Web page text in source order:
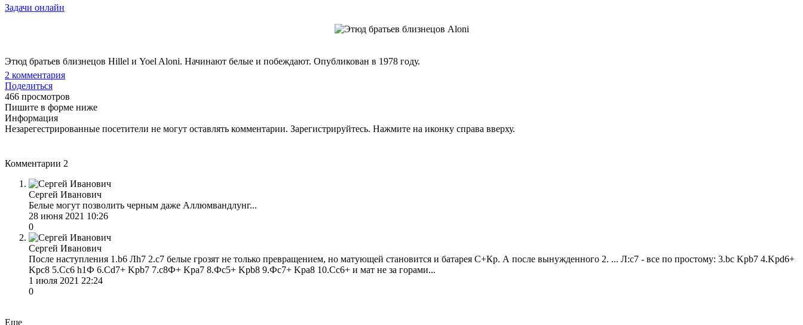
Задачи онлайн
Этюд братьев близнецов Hillel и Yoel Aloni. Начинают белые и побеждают. Опубликован в 1978 году.
2 комментария
Поделиться
466 просмотров
Пишите в форме ниже
Информация
Незарегестрированные посетители не могут оставлять комментарии. Зарегистрируйтесь. Нажмите на иконку справа вверху.
Комментарии 2
Сергей Иванович
Белые могут позволить черным даже Аллюмвандлунг...
28 июня 2021 10:26
0
Сергей Иванович
После наступления 1.b6 Лh7 2.c7 белые грозят не только превращением, но матующей становится и батарея С+Кр. А после вынужденного 2. ... Л:c7 - все по простому: 3.bc Kрb7 4.Kрd6+
Kрc8 5.Сc6 h1Ф 6.Сd7+ Kрb7 7.c8Ф+ Kрa7 8.Фc5+ Kрb8 9.Фc7+ Kрa8 10.Сc6+ и мат не за горами...
1 июля 2021 22:24
0
Еще